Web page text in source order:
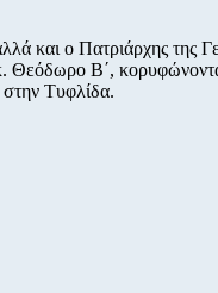
και ο Πατριάρχης της
Θεόδωρο Β΄,
Τυφλίδα.